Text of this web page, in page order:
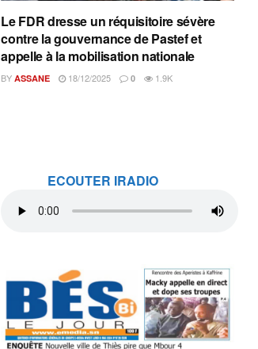
Le FDR dresse un réquisitoire sévère
contre la gouvernance de Pastef et
appelle à la mobilisation nationale
BY ASSANE 18/12/2025 0 1.9K
ECOUTER IRADIO